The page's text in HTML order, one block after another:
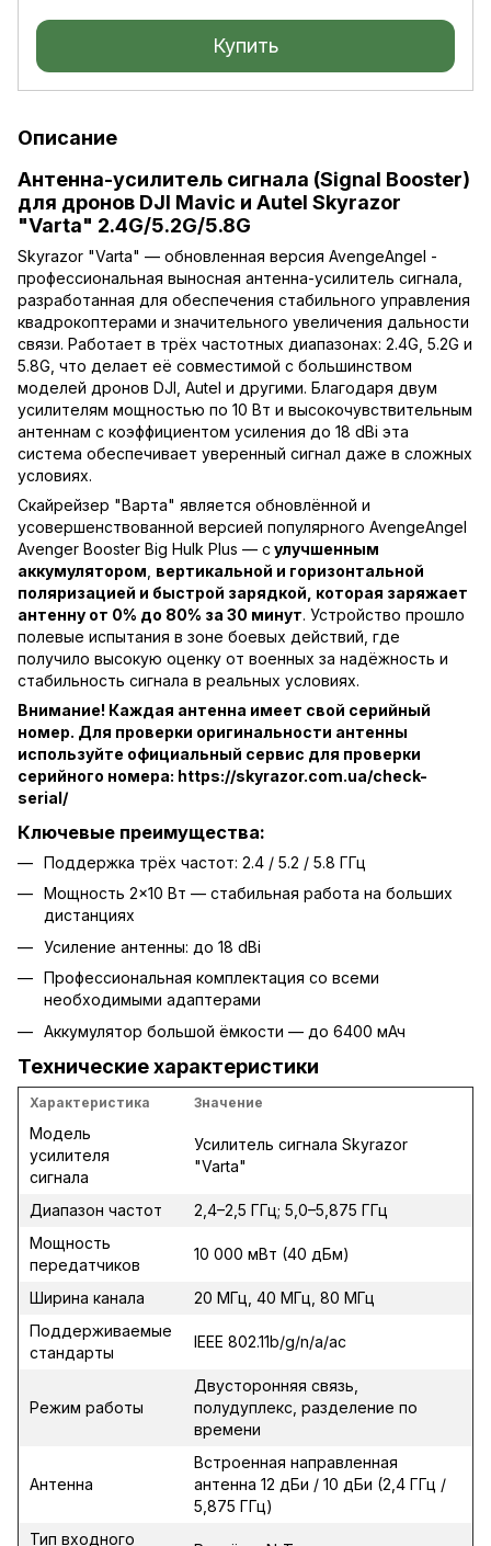
Купить
Описание
Антенна-усилитель сигнала (Signal Booster)
для дронов DJI Mavic и Autel Skyrazor
"Varta" 2.4G/5.2G/5.8G
Skyrazor "Varta" — обновленная версия AvengeAngel -
профессиональная выносная антенна-усилитель сигнала,
разработанная для обеспечения стабильного управления
квадрокоптерами и значительного увеличения дальности
связи. Работает в трёх частотных диапазонах: 2.4G, 5.2G и
5.8G, что делает её совместимой с большинством
моделей дронов DJI, Autel и другими. Благодаря двум
усилителям мощностью по 10 Вт и высокочувствительным
антеннам с коэффициентом усиления до 18 dBi эта
система обеспечивает уверенный сигнал даже в сложных
условиях.
Скайрейзер "Варта" является обновлённой и
усовершенствованной версией популярного AvengeAngel
Avenger Booster Big Hulk Plus — с улучшенным
аккумулятором вертикальной и горизонтальной
поляризацией и быстрой зарядкой, которая заряжает
антенну от 0% до 80% за 30 минут. Устройство прошло
полевые испытания в зоне боевых действий, где
получило высокую оценку от военных за надёжность и
стабильность сигнала в реальных условиях.
Внимание! Каждая антенна имеет свой серийный
номер. Для проверки оригинальности антенны
используйте официальный сервис для проверки
серийного номера: https://skyrazor.com.ua/check-
serial/
Ключевые преимущества:
Поддержка трёх частот: 2.4 / 5.2 / 5.8 ГГц
Мощность 2×10 Вт — стабильная работа на больших
дистанциях
Усиление антенны: до 18 dBi
Профессиональная комплектация со всеми
необходимыми адаптерами
Аккумулятор большой ёмкости — до 6400 мАч
Технические характеристики
Характеристика Значение
Модель
усилителя
сигнала
Усилитель сигнала Skyrazor
"Varta"
Диапазон частот
2,4–2,5 ГГц; 5,0–5,875 ГГц
Мощность
передатчиков
10 000 мВт (40 дБм)
Ширина канала
20 МГц, 40 МГц, 80 МГц
Поддерживаемые
стандарты
IEEE 802.11b/g/n/a/ac
Режим работы
Двусторонняя связь,
полудуплекс, разделение по
времени
Антенна
Встроенная направленная
антенна 12 дБи / 10 дБи (2,4 ГГц /
5,875 ГГц)
Тип входного